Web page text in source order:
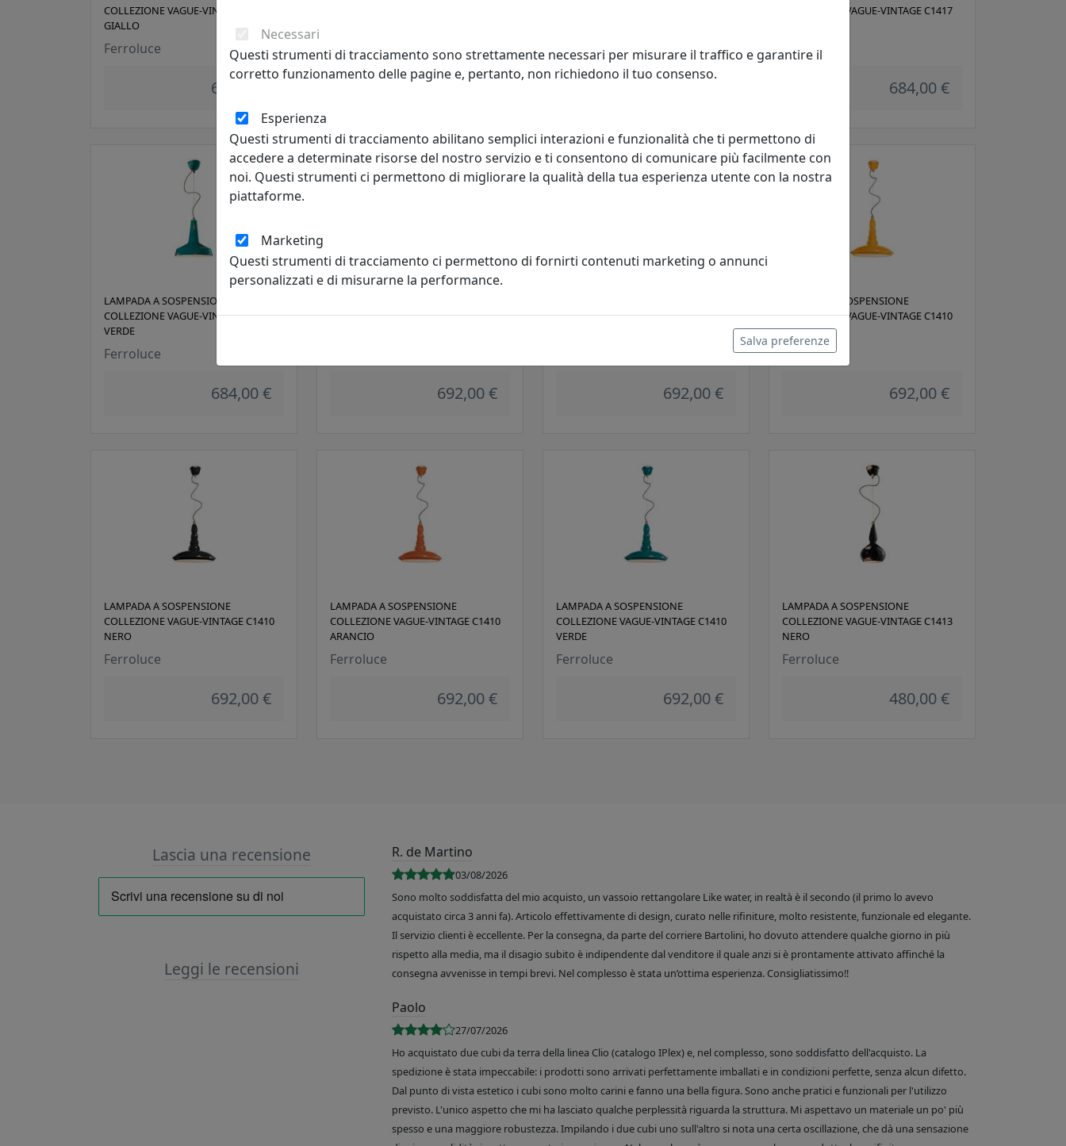
COLLEZIONE VAGUE-VINTAGE C1417
GIALLO
Ferroluce
684,00 €
Ferroluce
684,00 €
Ferroluce
COLLEZIONE VAGUE-VINTAGE C1417
Ferroluce
684,00 €
LAMPADA A SOSPENSIONE
COLLEZIONE VAGUE-VINTAGE C1417
VERDE
Ferroluce
684,00 €
COLLEZIONE VAGUE-VINTAGE C1410
692,00 €
COLLEZIONE VAGUE-VINTAGE C1410
692,00 €
LAMPADA A SOSPENSIONE
COLLEZIONE VAGUE-VINTAGE C1410
GIALLO
Ferroluce
692,00 €
LAMPADA A SOSPENSIONE
COLLEZIONE VAGUE-VINTAGE C1410
NERO
Ferroluce
692,00 €
LAMPADA A SOSPENSIONE
COLLEZIONE VAGUE-VINTAGE C1410
ARANCIO
Ferroluce
692,00 €
LAMPADA A SOSPENSIONE
COLLEZIONE VAGUE-VINTAGE C1410
VERDE
Ferroluce
692,00 €
LAMPADA A SOSPENSIONE
COLLEZIONE VAGUE-VINTAGE C1413
NERO
Ferroluce
480,00 €
Lascia una recensione
Leggi le recensioni
R. de Martino
03/08/2026
Sono molto soddisfatta del mio acquisto, un vassoio rettangolare Like water, in realtà è il secondo (il primo lo avevo
acquistato circa 3 anni fa). Articolo effettivamente di design, curato nelle rifiniture, molto resistente, funzionale ed elegante.
Il servizio clienti è eccellente. Per la consegna, da parte del corriere Bartolini, ho dovuto attendere qualche giorno in più
rispetto alla media, ma il disagio subito è indipendente dal venditore il quale anzi si è prontamente attivato affinché la
consegna avvenisse in tempi brevi. Nel complesso è stata un’ottima esperienza. Consigliatissimo!!
Paolo
27/07/2026
Ho acquistato due cubi da terra della linea Clio (catalogo IPlex) e, nel complesso, sono soddisfatto dell'acquisto. La
spedizione è stata impeccabile: i prodotti sono arrivati perfettamente imballati e in condizioni perfette, senza alcun difetto.
Dal punto di vista estetico i cubi sono molto carini e fanno una bella figura. Sono anche pratici e funzionali per l'utilizzo
previsto. L'unico aspetto che mi ha lasciato qualche perplessità riguarda la struttura. Mi aspettavo un materiale un po' più
spesso e una maggiore robustezza. Impilando i due cubi uno sull'altro si nota una certa oscillazione, che dà una sensazione
Necessari
Questi strumenti di tracciamento sono strettamente necessari per misurare il traffico e garantire il
corretto funzionamento delle pagine e, pertanto, non richiedono il tuo consenso.
Esperienza
Questi strumenti di tracciamento abilitano semplici interazioni e funzionalità che ti permettono di
accedere a determinate risorse del nostro servizio e ti consentono di comunicare più facilmente con
noi. Questi strumenti ci permettono di migliorare la qualità della tua esperienza utente con la nostra
piattaforme.
Marketing
Questi strumenti di tracciamento ci permettono di fornirti contenuti marketing o annunci
personalizzati e di misurarne la performance.
Salva preferenze